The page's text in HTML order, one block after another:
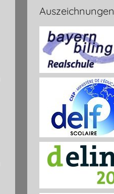
Auszeichnungen